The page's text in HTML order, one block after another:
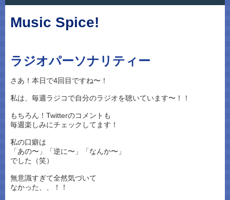
Music Spice!
ラジオパーソナリティー
さあ！本日で4回目ですね〜！
私は、毎週ラジコで自分のラジオを聴いています〜！！
もちろん！Twitterのコメントも
毎週楽しみにチェックしてます！
私の口癖は
「あの〜」「逆に〜」「なんか〜」
でした（笑）
無意識すぎて全然気づいて
なかった、、！！